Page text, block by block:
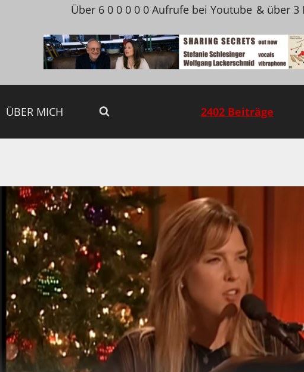
Über 6 0 0 0 0 0 Aufrufe bei Youtube & über 3
ÜBER MICH 2402 Beiträge